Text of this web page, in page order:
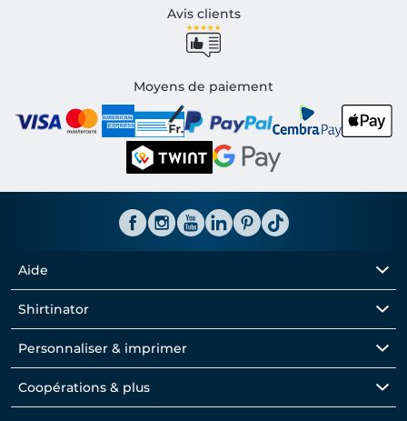
Avis clients
Moyens de paiement
Aide
Shirtinator
Personnaliser & imprimer
Coopérations & plus